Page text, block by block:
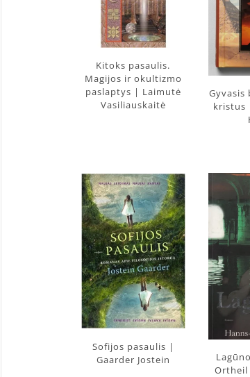
Kitoks pasaulis.
Magijos ir okultizmo
paslaptys | Laimutė
Vasiliauskaitė
Gyvasis
kristus
Sofijos pasaulis |
Gaarder Jostein
Ortheil